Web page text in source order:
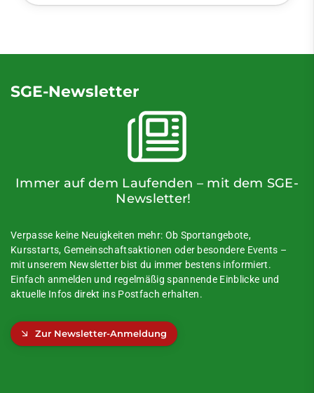
SGE-Newsletter
Immer auf dem Laufenden – mit dem SGE-
Newsletter!
Verpasse keine Neuigkeiten mehr: Ob Sportangebote,
Kursstarts, Gemeinschaftsaktionen oder besondere Events –
mit unserem Newsletter bist du immer bestens informiert.
Einfach anmelden und regelmäßig spannende Einblicke und
aktuelle Infos direkt ins Postfach erhalten.
Zur Newsletter-Anmeldung